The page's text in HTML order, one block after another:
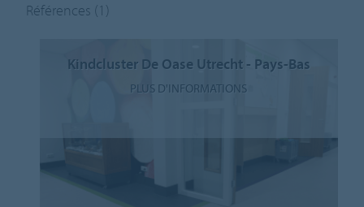
Références (1)
Kindcluster De Oase Utrecht - Pays-Bas
PLUS D'INFORMATIONS